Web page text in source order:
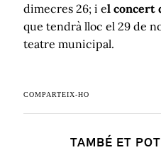
dimecres 26; i el concert
que tendrà lloc el 29 de
teatre municipal.
COMPARTEIX-HO
TAMBÉ ET